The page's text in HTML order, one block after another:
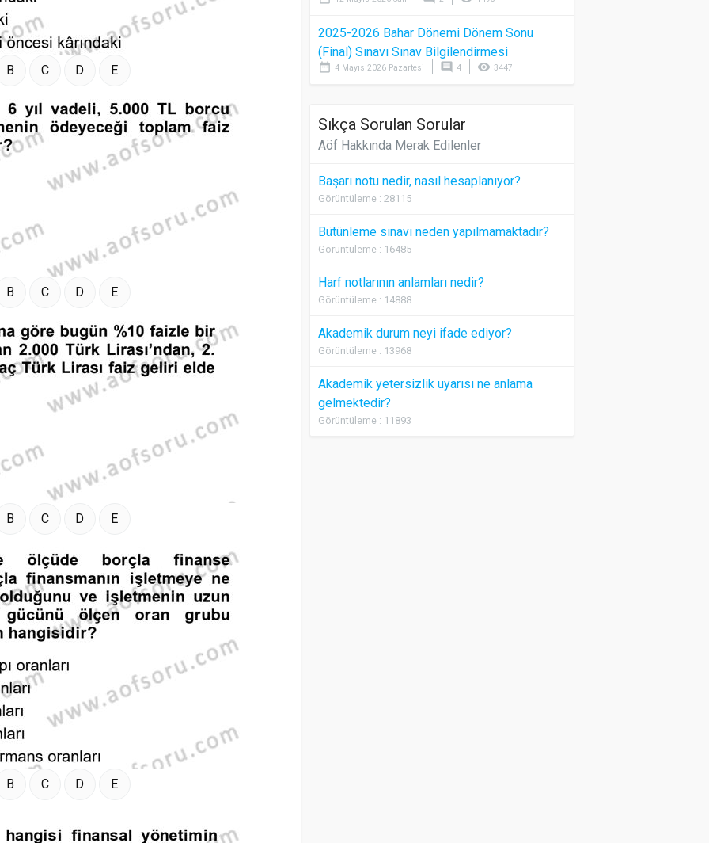
B C D E
B C D E
B C D E
B C D E
2025-2026 Bahar Dönemi Dönem Sonu
(Final) Sınavı Sınav Bilgilendirmesi
date_range 4 Mayıs 2026 Pazartesi comment 4 visibility 3447
Sıkça Sorulan Sorular
Aöf Hakkında Merak Edilenler
Başarı notu nedir, nasıl hesaplanıyor?
Görüntüleme : 28115
Bütünleme sınavı neden yapılmamaktadır?
Görüntüleme : 16485
Harf notlarının anlamları nedir?
Görüntüleme : 14888
Akademik durum neyi ifade ediyor?
Görüntüleme : 13968
Akademik yetersizlik uyarısı ne anlama
gelmektedir?
Görüntüleme : 11893